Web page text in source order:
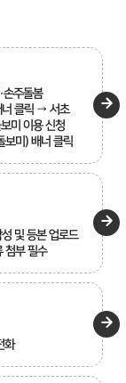
손주돌봄
너 클릭 → 서초
미 이용 신청
보미) 배너 클릭
및 등본 업로드
첨부 필수
화